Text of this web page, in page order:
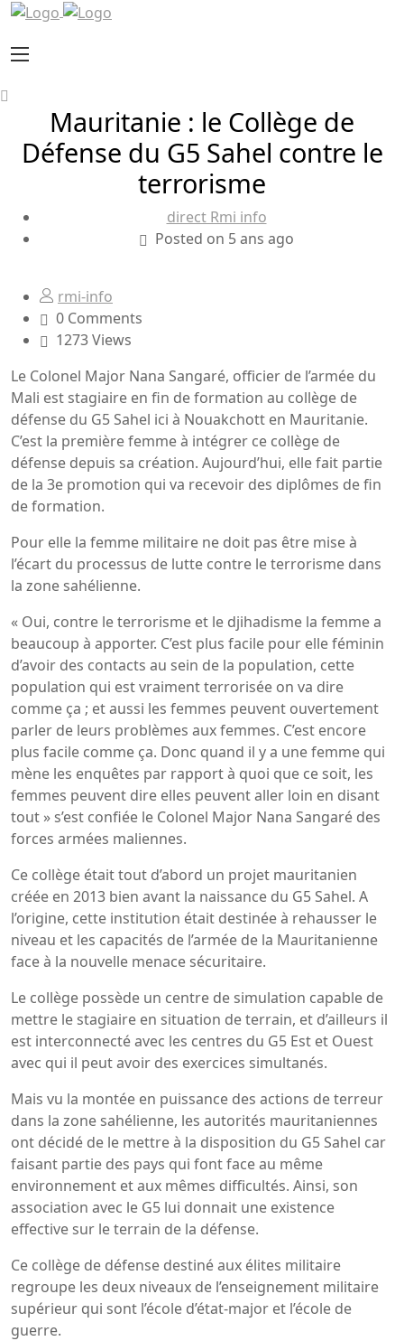
Mauritanie : le Collège de
Défense du G5 Sahel contre le
terrorisme
direct Rmi info
Posted on 5 ans ago
rmi-info
0 Comments
1273 Views
Le Colonel Major Nana Sangaré, officier de l’armée du
Mali est stagiaire en fin de formation au collège de
défense du G5 Sahel ici à Nouakchott en Mauritanie.
C’est la première femme à intégrer ce collège de
défense depuis sa création. Aujourd’hui, elle fait partie
de la 3e promotion qui va recevoir des diplômes de fin
de formation.
Pour elle la femme militaire ne doit pas être mise à
l’écart du processus de lutte contre le terrorisme dans
la zone sahélienne.
« Oui, contre le terrorisme et le djihadisme la femme a
beaucoup à apporter. C’est plus facile pour elle féminin
d’avoir des contacts au sein de la population, cette
population qui est vraiment terrorisée on va dire
comme ça ; et aussi les femmes peuvent ouvertement
parler de leurs problèmes aux femmes. C’est encore
plus facile comme ça. Donc quand il y a une femme qui
mène les enquêtes par rapport à quoi que ce soit, les
femmes peuvent dire elles peuvent aller loin en disant
tout » s’est confiée le Colonel Major Nana Sangaré des
forces armées maliennes.
Ce collège était tout d’abord un projet mauritanien
créée en 2013 bien avant la naissance du G5 Sahel. A
l’origine, cette institution était destinée à rehausser le
niveau et les capacités de l’armée de la Mauritanienne
face à la nouvelle menace sécuritaire.
Le collège possède un centre de simulation capable de
mettre le stagiaire en situation de terrain, et d’ailleurs il
est interconnecté avec les centres du G5 Est et Ouest
avec qui il peut avoir des exercices simultanés.
Mais vu la montée en puissance des actions de terreur
dans la zone sahélienne, les autorités mauritaniennes
ont décidé de le mettre à la disposition du G5 Sahel car
faisant partie des pays qui font face au même
environnement et aux mêmes difficultés. Ainsi, son
association avec le G5 lui donnait une existence
effective sur le terrain de la défense.
Ce collège de défense destiné aux élites militaire
regroupe les deux niveaux de l’enseignement militaire
supérieur qui sont l’école d’état-major et l’école de
guerre.